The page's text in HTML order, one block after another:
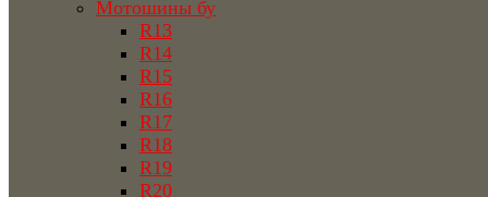
Мотошины бу
R13
R14
R15
R16
R17
R18
R19
R20